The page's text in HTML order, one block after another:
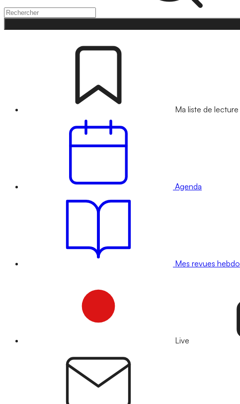
Ma liste de lecture
Agenda
Mes revues hebdo
Live